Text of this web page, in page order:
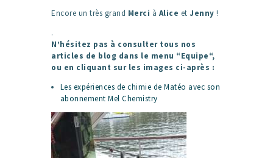
Encore un très grand Merci à Alice et Jenny !
.
N’hésitez pas à consulter tous nos
articles de blog dans le menu “Equipe“,
ou en cliquant sur les images ci-après :
Les expériences de chimie de Matéo avec son
abonnement Mel Chemistry